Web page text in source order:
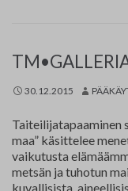
30.12.2015
Taiteilijatapaaminen
maa” käsittelee
vaikutusta
metsän ja tuhotun
kuvallisista,